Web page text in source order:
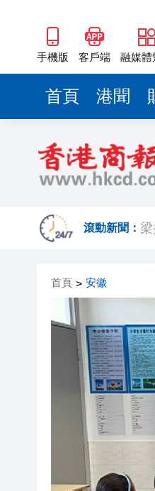
手機版 客戶端 融媒體
首頁 港聞
滾動新聞：
山
有
有
海
首頁 > 安徽